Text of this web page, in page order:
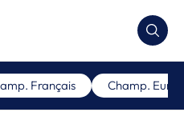
Français Champ.